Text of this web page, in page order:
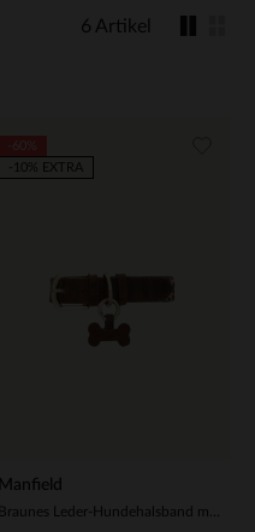
6 Artikel
Manfield
-10% EXTRA